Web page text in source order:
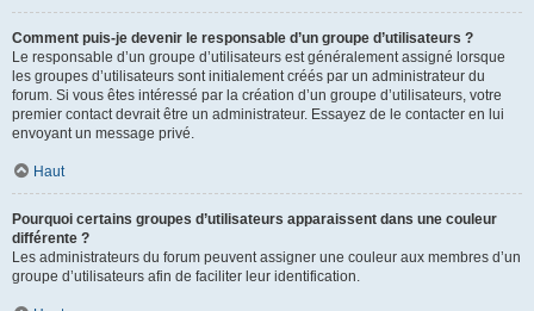
Comment puis-je devenir le responsable d’un groupe d’utilisateurs ?
Le responsable d’un groupe d’utilisateurs est généralement assigné lorsque
les groupes d’utilisateurs sont initialement créés par un administrateur du
forum. Si vous êtes intéressé par la création d’un groupe d’utilisateurs, votre
premier contact devrait être un administrateur. Essayez de le contacter en lui
envoyant un message privé.
Haut
Pourquoi certains groupes d’utilisateurs apparaissent dans une couleur
différente ?
Les administrateurs du forum peuvent assigner une couleur aux membres d’un
groupe d’utilisateurs afin de faciliter leur identification.